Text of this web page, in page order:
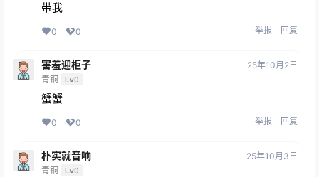
带我
0 0 举报 回复
害羞迎柜子
青铜 Lv0
25年10月2日
蟹蟹
0 0 举报 回复
朴实就音响
青铜 Lv0
25年10月3日